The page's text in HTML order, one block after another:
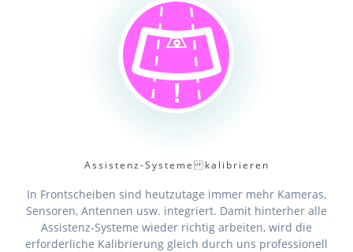
Assistenz-Systeme kalibrieren
In Frontscheiben sind heutzutage immer mehr Kameras,
Sensoren, Antennen usw. integriert. Damit hinterher alle
Assistenz-Systeme wieder richtig arbeiten, wird die
erforderliche Kalibrierung gleich durch uns professionell